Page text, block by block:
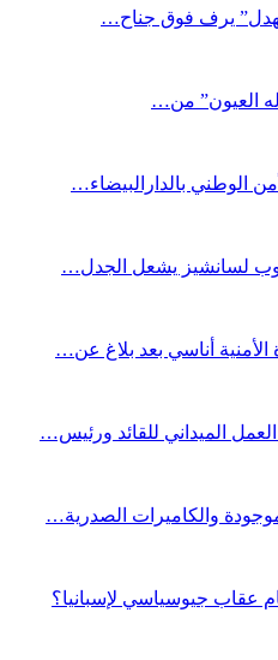
يرف فوق جناح…
العيون” من…
الوطني بالدارالبيضاء…
لسانشيز يشعل الجدل…
أناسي بعد بلاغ عن…
الميداني للقائد ورئيس…
والكاميرات الصدرية…
عقاب جيوسياسي لإسبانيا؟